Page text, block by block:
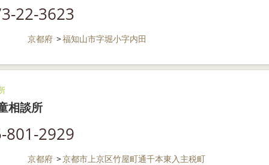
22-3623
京都府 福知山市字堀小字内田
相談所
801-2929
京都府 京都市上京区竹屋町通千本東入主税町